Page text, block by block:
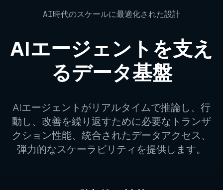
AI時代のスケールに最適化された設計
AIエージェントを支え
るデータ基盤
AIエージェントがリアルタイムで推論し、行
動し、改善を繰り返すために必要なトランザ
クション性能、統合されたデータアクセス、
弾力的なスケーラビリティを提供します。